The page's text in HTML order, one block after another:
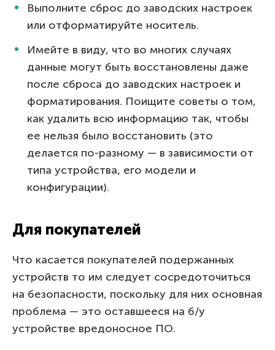
Выполните сброс до заводских настроек
или отформатируйте носитель.
Имейте в виду, что во многих случаях
данные могут быть восстановлены даже
после сброса до заводских настроек и
форматирования. Поищите советы о том,
как удалить всю информацию так, чтобы
ее нельзя было восстановить (это
делается по-разному — в зависимости от
типа устройства, его модели и
конфигурации).
Для покупателей
Что касается покупателей подержанных
устройств то им следует сосредоточиться
на безопасности, поскольку для них основная
проблема — это оставшееся на б/у
устройстве вредоносное ПО.